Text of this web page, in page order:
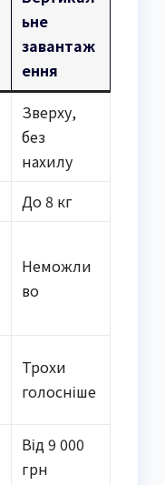
ьне
завантаж
ення
Зверху,
без
нахилу
До 8 кг
Неможли
во
Трохи
голосніше
Від 9 000
грн